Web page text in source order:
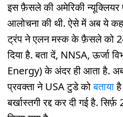
इस फ़ैसले की अमेरिकी न्यूक्लियर
आलोचना की थी. ऐसे में अब ये
ट्रंप ने एलन मस्क के फ़ैसले को
दिया है. बता दें, NNSA, ऊर्जा
Energy) के अंदर ही आता है. अब
प्रवक्ता ने USA टुडे कोबताया
बर्खास्तगी रद्द कर दी गई है. सिर्फ़